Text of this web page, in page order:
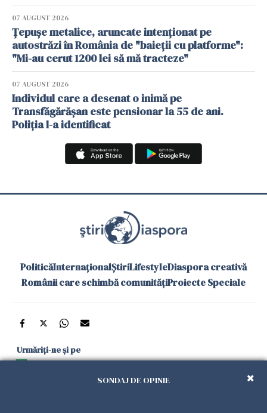
07 AUGUST 2026
Țepușe metalice, aruncate intenționat pe
autostrăzi în România de "baieții cu platforme":
"Mi-au cerut 1200 lei să mă tracteze"
07 AUGUST 2026
Individul care a desenat o inimă pe
Transfăgărășan este pensionar la 55 de ani.
Poliția l-a identificat
PoliticăInternaționalȘtiriLifestyleDiaspora creativă
Românii care schimbă comunitățiProiecte Speciale
Urmăriți-ne și pe
și în aplicațiile mobileSONDAJ DE OPINIE